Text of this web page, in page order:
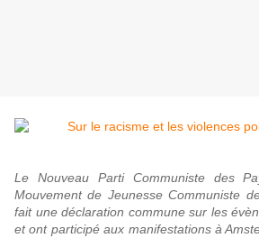
Le Nouveau Parti Communiste des
Mouvement de Jeunesse Communiste
fait une déclaration commune sur les
et ont participé aux manifestations à